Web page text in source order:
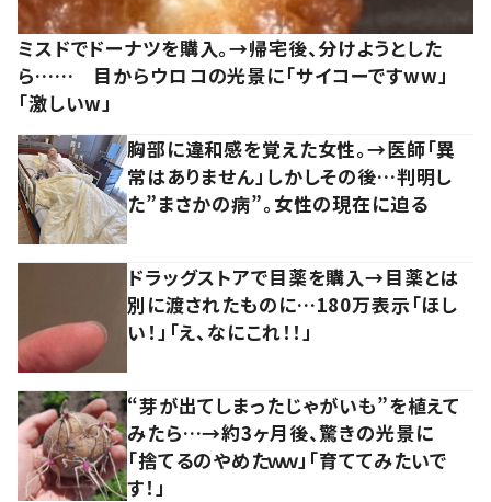
ミスドでドーナツを購入。→帰宅後、分けようとした
ら…… 目からウロコの光景に「サイコーですww」
「激しいw」
胸部に違和感を覚えた女性。→医師「異
常はありません」しかしその後…判明し
た”まさかの病”。女性の現在に迫る
ドラッグストアで目薬を購入→目薬とは
別に渡されたものに…180万表示「ほし
い！」「え、なにこれ！！」
“芽が出てしまったじゃがいも”を植えて
みたら…→約3ヶ月後、驚きの光景に
「捨てるのやめたｗｗ」「育ててみたいで
す！」